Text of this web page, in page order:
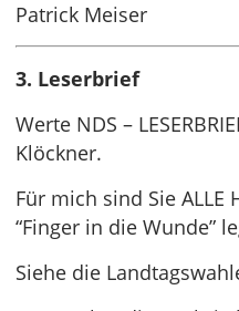
Patrick Meiser
3. Leserbrief
Werte NDS –
Klöckner.
Für mich sind Sie ALLE
“Finger in die Wunde”
Siehe die